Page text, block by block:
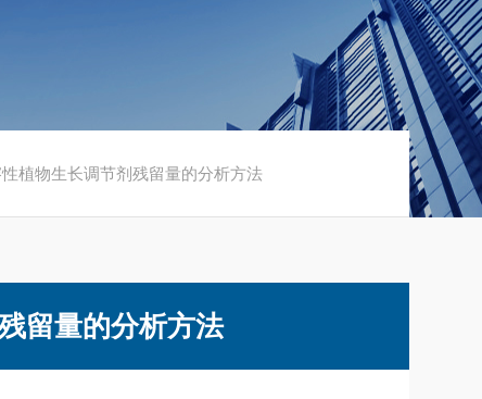
植物生长调节剂残留量的分析方法
留量的分析方法